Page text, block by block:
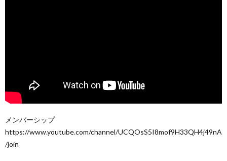
メンバーシップ
https://www.youtube.com/channel/UCQOsS5I8mof9H33QH4j49nA
/join